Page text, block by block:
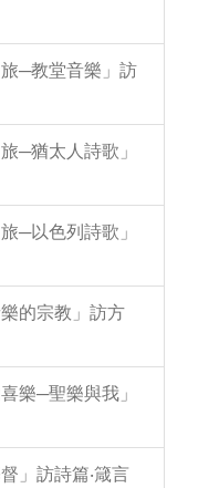
─教堂音樂」訪
─猶太人詩歌」
─以色列詩歌」
的宗教」訪方
樂─聖樂與我」
」訪詩篇‧箴言